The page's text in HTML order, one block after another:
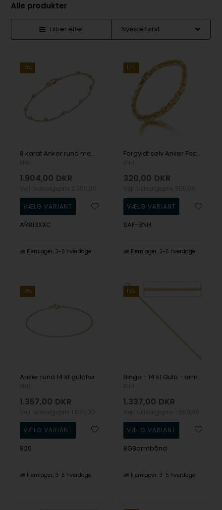
Alle produkter
Filtrer efter
19%
8 karat Anker rund med kugler guld armbånd, ankelkæde & halskæde i flere længder
1.904,00 DKR
AR813XXC
Fjernlager 3-5 hverdage
10%
Forgyldt sølv Anker Facet Armbånd & Halskæder i flere bredder og længder
320,00 DKR
SAF-BNH
Fjernlager 3-5 hverdage
19%
Anker rund 14 kt guldhalskæde i flere længder og bredder
1.357,00 DKR
820
Fjernlager 3-5 hverdage
19%
Bingo - 14 kt Guld - armbånd i 2 bredder og 3 længder
1.337,00 DKR
BG8armbånd
Fjernlager 3-5 hverdage